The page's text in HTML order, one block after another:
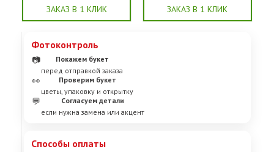
ЗАКАЗ В 1 КЛИК ЗАКАЗ В 1 КЛИК
Фотоконтроль
📷
Покажем букет
перед отправкой заказа
👀
Проверим букет
цветы, упаковку и открытку
💬
Согласуем детали
если нужна замена или акцент
Способы оплаты